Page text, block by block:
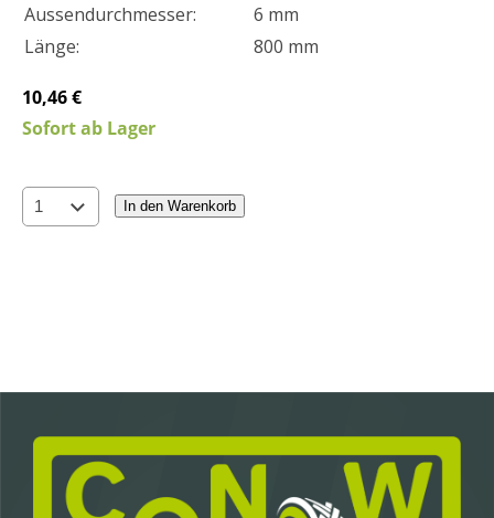
Aussendurchmesser:
6 mm
Länge:
800 mm
10,46 €
Sofort ab Lager
In den Warenkorb